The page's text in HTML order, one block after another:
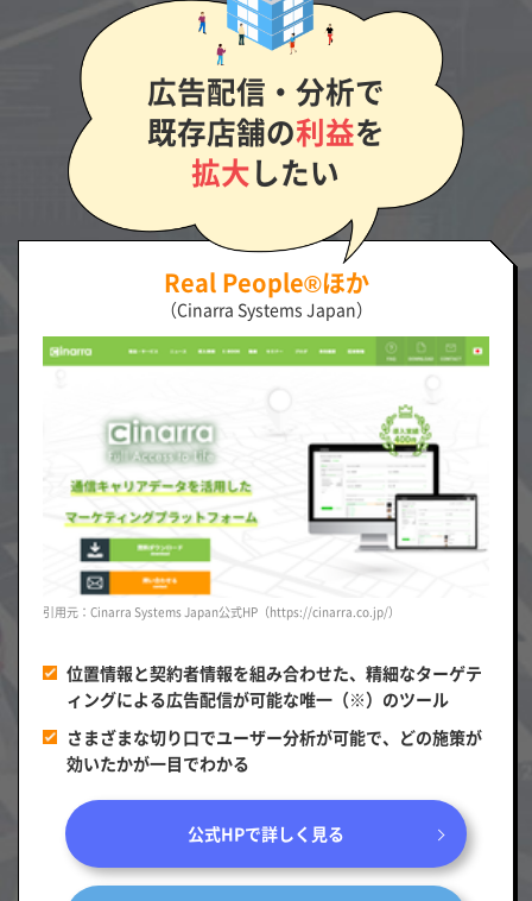
広告配信・分析で
既存店舗の利益を
拡大したい
Real People®ほか
（Cinarra Systems Japan）
引用元：Cinarra Systems Japan公式HP（https://cinarra.co.jp/）
位置情報と契約者情報を組み合わせた、精細なターゲテ
ィングによる広告配信が可能な唯一（※）のツール
さまざまな切り口でユーザー分析が可能で、どの施策が
効いたかが一目でわかる
公式HPで詳しく見る